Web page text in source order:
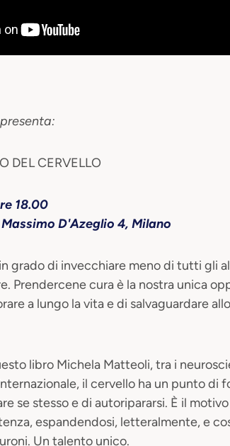
DEL CERVELLO
18.00
D'Azeglio 4, Milano
grado di invecchiare meno di tutti gli
Prendercene cura è la nostra unica
a lungo la vita e di salvaguardare
libro Michela Matteoli, tra i
il cervello ha un punto di
se stesso e di autoripararsi. È il
espandendosi, letteralmente, e
Un talento unico.